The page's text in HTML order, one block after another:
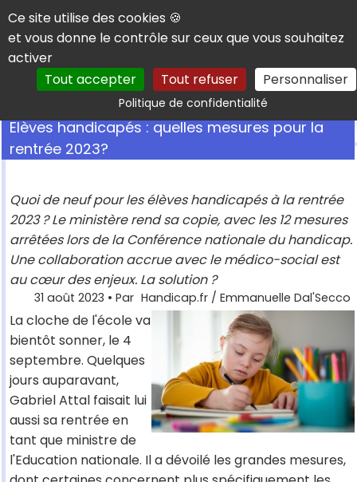
Panneau de gestion des cookies
Ce site utilise des cookies 🍪
et vous donne le contrôle sur ceux que vous souhaitez
activer
Tout accepter
Tout refuser Personnaliser
Politique de confidentialitéRechercher
Elèves handicapés : quelles mesures pour la
rentrée 2023?
Quoi de neuf pour les élèves handicapés à la rentrée
2023 ? Le ministère rend sa copie, avec les 12 mesures
arrêtées lors de la Conférence nationale du handicap.
Une collaboration accrue avec le médico-social est
au cœur des enjeux. La solution ?
31 août 2023 • Par Handicap.fr / Emmanuelle Dal'Secco
La cloche de l'école va
bientôt sonner, le 4
septembre. Quelques
jours auparavant,
Gabriel Attal faisait lui
aussi sa rentrée en
tant que ministre de
l'Education nationale. Il a dévoilé les grandes mesures,